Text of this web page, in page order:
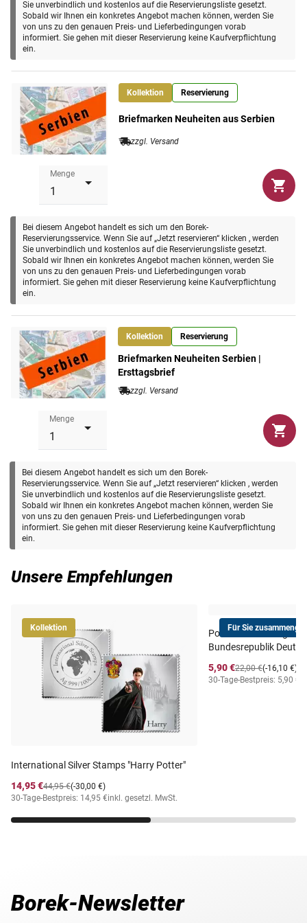
kommenden Briefmarken Neuheiten aus Serbien.Sie
haben die Wahl: "Postfrisch", "Gestempelt" oder als
"Ersttagsbrief"!
Dermonatliche Durchschnittspreisdes Neuheiten-Services
für Serbien beträgt ca.
3,40 €.
Sie unverbindlich und kostenlos auf die Reservierungsliste gesetzt.
Sobald wir Ihnen ein konkretes Angebot machen können, werden Sie
von uns zu den genauen Preis- und Lieferbedingungen vorab
informiert. Sie gehen mit dieser Reservierung keine Kaufverpflichtung
ein.
Kollektion Reservierung
Briefmarken Neuheiten aus Serbien
zzgl. Versand
Menge
Bei diesem Angebot handelt es sich um den Borek-
Reservierungsservice. Wenn Sie auf „Jetzt reservieren“ klicken , werden
Sie unverbindlich und kostenlos auf die Reservierungsliste gesetzt.
Sobald wir Ihnen ein konkretes Angebot machen können, werden Sie
von uns zu den genauen Preis- und Lieferbedingungen vorab
informiert. Sie gehen mit dieser Reservierung keine Kaufverpflichtung
ein.
Kollektion Reservierung
Briefmarken Neuheiten Serbien |
Ersttagsbrief
zzgl. Versand
Menge
Bei diesem Angebot handelt es sich um den Borek-
Reservierungsservice. Wenn Sie auf „Jetzt reservieren“ klicken , werden
Sie unverbindlich und kostenlos auf die Reservierungsliste gesetzt.
Sobald wir Ihnen ein konkretes Angebot machen können, werden Sie
von uns zu den genauen Preis- und Lieferbedingungen vorab
informiert. Sie gehen mit dieser Reservierung keine Kaufverpflichtung
ein.
Unsere Empfehlungen
Kollektion
International Silver Stamps "Harry Potter"
14,95 €
(-30,00 €)
44,95 €
30-Tage-Bestpreis: 14,95 €inkl. gesetzl. MwSt.
Für Sie
Postfrischer Jahrgang
Bundesrepublik
5,90 €
(-16,10 €)
22,00 €
30-Tage-Bestpreis: 5,90 €
Borek-Newsletter